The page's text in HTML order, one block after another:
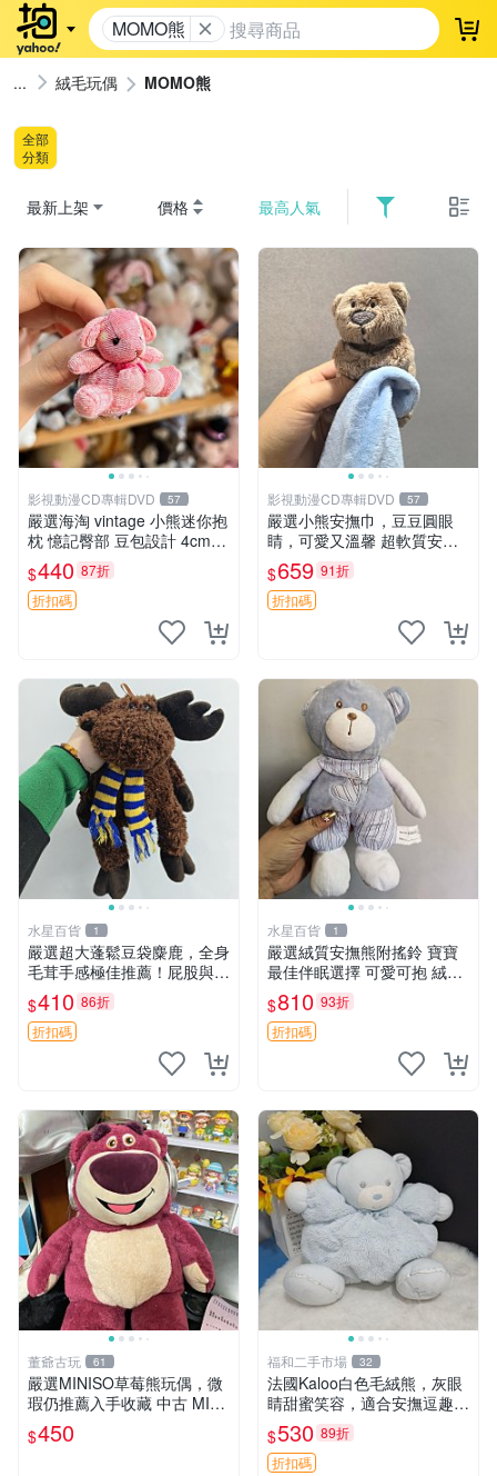
MOMO熊 登
絨毛玩偶 MOMO熊
全部
分類
最新上架 價格 最高人氣
影視動漫CD專輯DVD 57
嚴選海淘 vintage 小熊迷你抱
枕 憶記臀部 豆包設計 4cm
高 推薦收藏 迷你豆包小熊、
高臀部、豆袋抱枕
$440 87折
折扣碼
影視動漫CD專輯DVD 57
嚴選小熊安撫巾，豆豆圓眼
睛，可愛又溫馨 超軟質安撫
巾，豆豆設計，哄睡好幫手
約克豆豆眼安撫巾 數碼豆豆
眼
$659 91折
折扣碼
水星百貨 1
嚴選超大蓬鬆豆袋麋鹿，全身
毛茸手感極佳推薦！屁股與四
肢填充均勻，適合收藏與孩童
共賞。 麋鹿 豆袋 毛茸玩具
$410 86折
折扣碼
水星百貨 1
嚴選絨質安撫熊附搖鈴 寶寶
最佳伴眠選擇 可愛可抱 絨毛
玩具 安撫熊 嬰兒用
$810 93折
折扣碼
董爺古玩 61
嚴選MINISO草莓熊玩偶，微
瑕仍推薦入手收藏 中古 MINI
SO 草莓熊 玩具 收藏
$450
福和二手市場 32
法國Kaloo白色毛絨熊，灰眼
睛甜蜜笑容，適合安撫逗趣可
愛，柔軟面料手感佳。14 白
色安撫熊 毛絨玩具 寶寶逗樂
具
$530 89折
折扣碼